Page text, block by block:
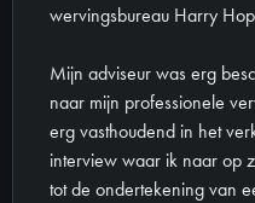
wervingsbureau Harry
Mijn adviseur was erg
naar mijn professionele
erg vasthoudend in het
interview waar ik naar op
tot de ondertekening van